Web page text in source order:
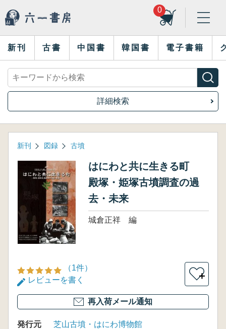
0
新刊 古書 中国書 韓国書 電子書籍
詳細検索
新刊 図録 古墳
はにわと共に生きる町
殿塚・姫塚古墳調査の過
去・未来
城倉正祥 編
（1件）
レビューを書く
＋
再入荷メール通知
発行元
芝山古墳・はにわ博物館